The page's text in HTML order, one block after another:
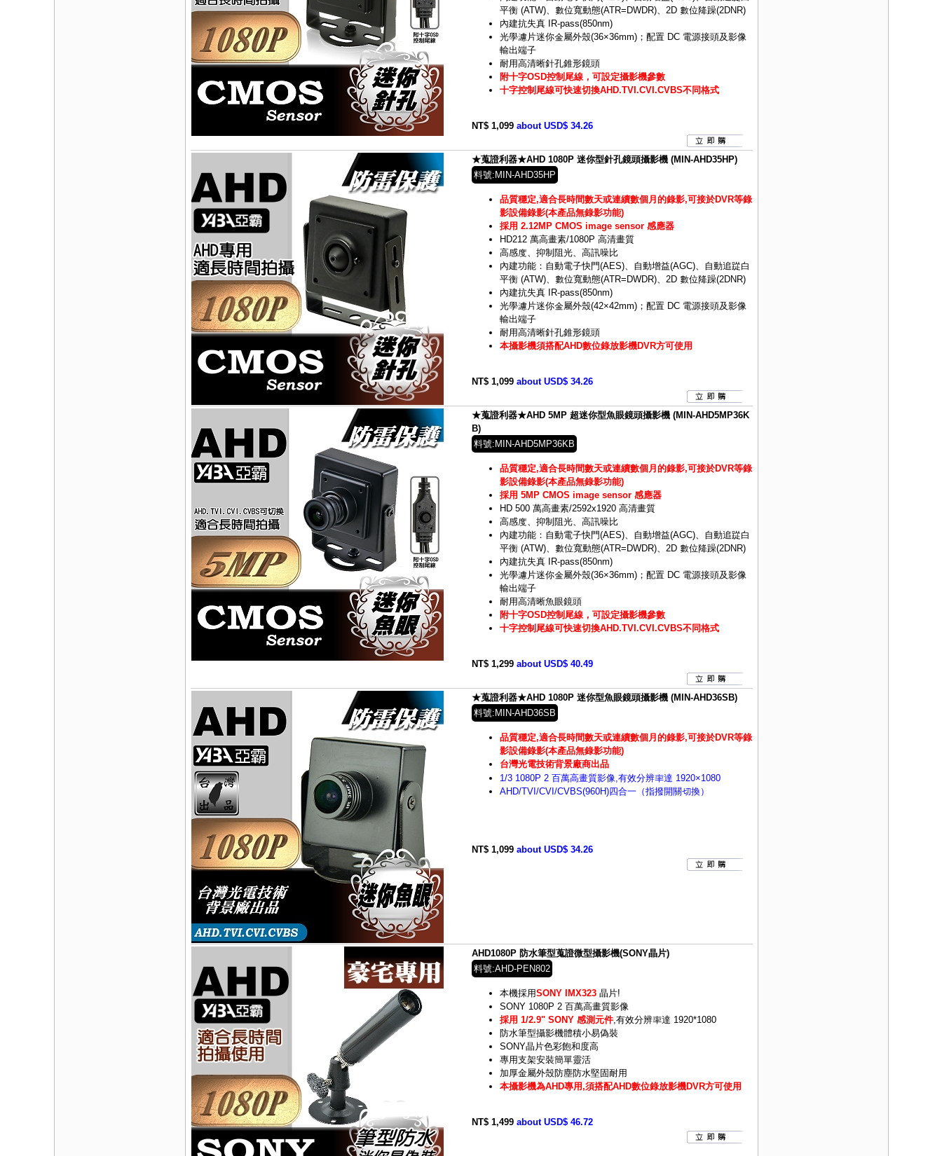
平衡 (ATW)、數位寬動態(ATR=DWDR)、2D 數位降躁(2DNR)
內建抗失真 IR-pass(850nm)
光學濾片迷你金屬外殼(36×36mm)；配置 DC 電源接頭及影像
輸出端子
耐用高清晰針孔錐形鏡頭
附十字OSD控制尾線，可設定攝影機參數
十字控制尾線可快速切換AHD.TVI.CVI.CVBS不同格式
NT$ 1,099 about USD$ 34.26
★蒐證利器★AHD 1080P 迷你型針孔鏡頭攝影機 (MIN-AHD35HP)
料號:MIN-AHD35HP
品質穩定,適合長時間數天或連續數個月的錄影,可接於DVR等錄
影設備錄影(本產品無錄影功能)
採用 2.12MP CMOS image sensor 感應器
HD212 萬高畫素/1080P 高清畫質
高感度、抑制阻光、高訊噪比
內建功能：自動電子快門(AES)、自動增益(AGC)、自動追踨白
平衡 (ATW)、數位寬動態(ATR=DWDR)、2D 數位降躁(2DNR)
內建抗失真 IR-pass(850nm)
光學濾片迷你金屬外殼(42×42mm)；配置 DC 電源接頭及影像
輸出端子
耐用高清晰針孔錐形鏡頭
本攝影機須搭配AHD數位錄放影機DVR方可使用
NT$ 1,099 about USD$ 34.26
★蒐證利器★AHD 5MP 超迷你型魚眼鏡頭攝影機 (MIN-AHD5MP36K
B)
料號:MIN-AHD5MP36KB
品質穩定,適合長時間數天或連續數個月的錄影,可接於DVR等錄
影設備錄影(本產品無錄影功能)
採用 5MP CMOS image sensor 感應器
HD 500 萬高畫素/2592x1920 高清畫質
高感度、抑制阻光、高訊噪比
內建功能：自動電子快門(AES)、自動增益(AGC)、自動追踨白
平衡 (ATW)、數位寬動態(ATR=DWDR)、2D 數位降躁(2DNR)
內建抗失真 IR-pass(850nm)
光學濾片迷你金屬外殼(36×36mm)；配置 DC 電源接頭及影像
輸出端子
耐用高清晰魚眼鏡頭
附十字OSD控制尾線，可設定攝影機參數
十字控制尾線可快速切換AHD.TVI.CVI.CVBS不同格式
NT$ 1,299 about USD$ 40.49
★蒐證利器★AHD 1080P 迷你型魚眼鏡頭攝影機 (MIN-AHD36SB)
料號:MIN-AHD36SB
品質穩定,適合長時間數天或連續數個月的錄影,可接於DVR等錄
影設備錄影(本產品無錄影功能)
台灣光電技術背景廠商出品
1/3 1080P 2 百萬高畫質影像,有效分辨率達 1920×1080
AHD/TVI/CVI/CVBS(960H)四合一（指撥開關切換）
NT$ 1,099 about USD$ 34.26
AHD1080P 防水筆型蒐證微型攝影機(SONY晶片)
料號:AHD-PEN802
本機採用SONY IMX323晶片!
SONY 1080P 2 百萬高畫質影像
採用 1/2.9" SONY 感測元件,有效分辨率達 1920*1080
防水筆型攝影機體積小易偽裝
SONY晶片色彩飽和度高
專用支架安裝簡單靈活
加厚金屬外殼防塵防水堅固耐用
本攝影機為AHD專用,須搭配AHD數位錄放影機DVR方可使用
NT$ 1,499 about USD$ 46.72